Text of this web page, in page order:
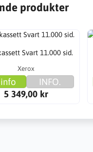
produkter
Svart 11.000 sid.
Xerox
INFO.
5 349,00 kr